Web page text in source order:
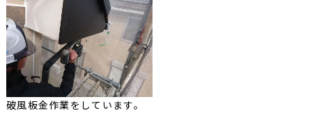
破風板金作業をしています。